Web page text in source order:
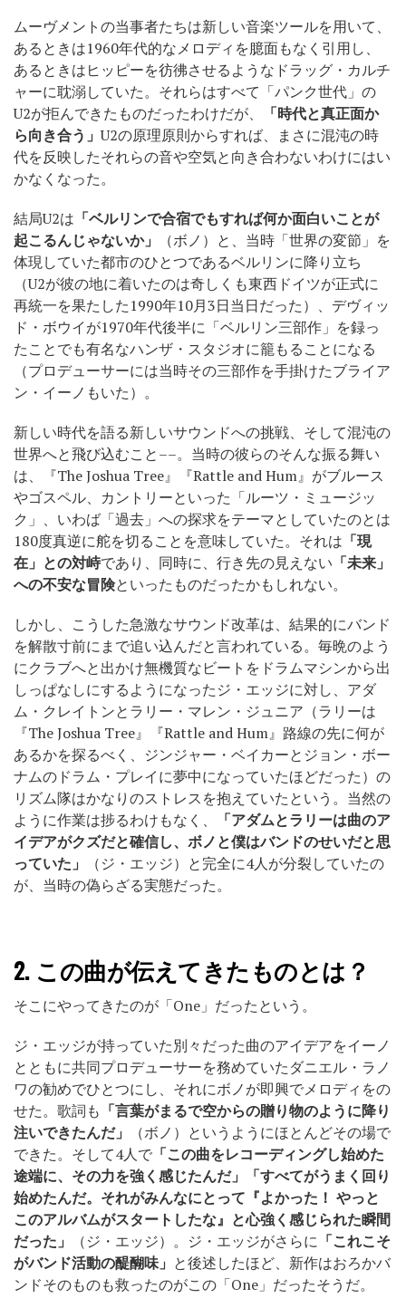
ムーヴメントの当事者たちは新しい音楽ツールを用いて、
あるときは1960年代的なメロディを臆面もなく引用し、
あるときはヒッピーを彷彿させるようなドラッグ・カルチ
ャーに耽溺していた。それらはすべて「パンク世代」の
U2が拒んできたものだったわけだが、
「時代と真正面か
ら向き合う」U2の原理原則からすれば、まさに混沌の時
代を反映したそれらの音や空気と向き合わないわけにはい
かなくなった。
結局U2は 「ベルリンで合宿でもすれば何か面白いことが
起こるんじゃないか」
（ボノ）と、当時「世界の変節」を
体現していた都市のひとつであるベルリンに降り立ち
（U2が彼の地に着いたのは奇しくも東西ドイツが正式に
再統一を果たした1990年10月3日当日だった）、デヴィッ
ド・ボウイが1970年代後半に「ベルリン三部作」を録っ
たことでも有名なハンザ・スタジオに籠もることになる
（プロデューサーには当時その三部作を手掛けたブライア
ン・イーノもいた）。
新しい時代を語る新しいサウンドへの挑戦、そして混沌の
世界へと飛び込むこと––。当時の彼らのそんな振る舞い
は、『The Joshua Tree』『Rattle and Hum』がブルース
やゴスペル、カントリーといった「ルーツ・ミュージッ
ク」、いわば「過去」への探求をテーマとしていたのとは
180度真逆に舵を切ることを意味していた。それは 「現
在」との対峙であり、同時に、行き先の見えない 「未来」
への不安な冒険といったものだったかもしれない。
しかし、こうした急激なサウンド改革は、結果的にバンド
を解散寸前にまで追い込んだと言われている。毎晩のよう
にクラブへと出かけ無機質なビートをドラムマシンから出
しっぱなしにするようになったジ・エッジに対し、アダ
ム・クレイトンとラリー・マレン・ジュニア（ラリーは
『The Joshua Tree』『Rattle and Hum』路線の先に何が
あるかを探るべく、ジンジャー・ベイカーとジョン・ボー
ナムのドラム・プレイに夢中になっていたほどだった）の
リズム隊はかなりのストレスを抱えていたという。当然の
ように作業は捗るわけもなく、
「アダムとラリーは曲のア
イデアがクズだと確信し、ボノと僕はバンドのせいだと思
っていた」
（ジ・エッジ）と完全に4人が分裂していたの
が、当時の偽らざる実態だった。
2.この曲が伝えてきたものとは？
そこにやってきたのが「One」だったという。
ジ・エッジが持っていた別々だった曲のアイデアをイーノ
とともに共同プロデューサーを務めていたダニエル・ラノ
ワの勧めでひとつにし、それにボノが即興でメロディをの
せた。歌詞も 「言葉がまるで空からの贈り物のように降り
注いできたんだ」
（ボノ）というようにほとんどその場で
できた。そして4人で 「この曲をレコーディングし始めた
途端に、その力を強く感じたんだ」「すべてがうまく回り
始めたんだ。それがみんなにとって『よかった！ やっと
このアルバムがスタートしたな』と心強く感じられた瞬間
だった」
（ジ・エッジ）。ジ・エッジがさらに 「これこそ
がバンド活動の醍醐味」 と後述したほど、新作はおろかバ
ンドそのものも救ったのがこの「One」だったそうだ。